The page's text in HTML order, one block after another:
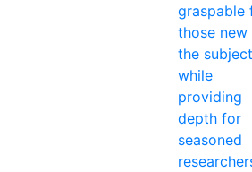
graspable
those
the subject
while
providing
depth for
seasoned